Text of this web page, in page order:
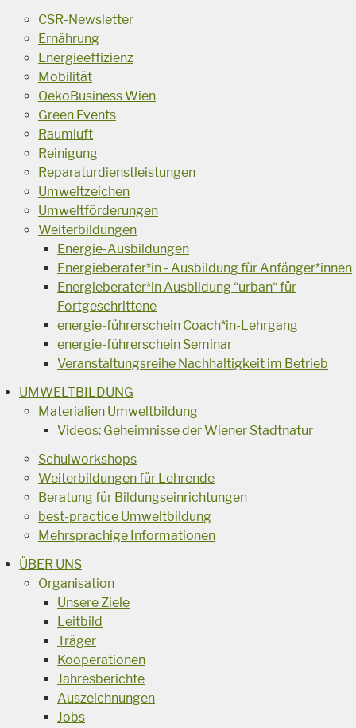
CSR-Newsletter
Ernährung
Energieeffizienz
Mobilität
OekoBusiness Wien
Green Events
Raumluft
Reinigung
Reparaturdienstleistungen
Umweltzeichen
Umweltförderungen
Weiterbildungen
Energie-Ausbildungen
Energieberater*in - Ausbildung für Anfänger*innen
Energieberater*in Ausbildung “urban“ für
Fortgeschrittene
energie-führerschein Coach*in-Lehrgang
energie-führerschein Seminar
Veranstaltungsreihe Nachhaltigkeit im Betrieb
UMWELTBILDUNG
Materialien Umweltbildung
Videos: Geheimnisse der Wiener Stadtnatur
Schulworkshops
Weiterbildungen für Lehrende
Beratung für Bildungseinrichtungen
best-practice Umweltbildung
Mehrsprachige Informationen
ÜBER UNS
Organisation
Unsere Ziele
Leitbild
Träger
Kooperationen
Jahresberichte
Auszeichnungen
Jobs